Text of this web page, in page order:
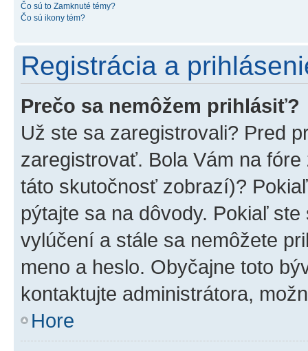
Čo sú to Zamknuté témy?
Čo sú ikony tém?
Registrácia a
Prečo sa nemôžem prihlásiť?
Už ste sa zaregistrovali? Pred
zaregistrovať. Bola Vám na
táto skutočnosť zobrazí)?
pýtajte sa na dôvody. Pokiaľ
vylúčení a stále sa nemôžete
meno a heslo. Obyčajne toto
kontaktujte administrátora,
Hore